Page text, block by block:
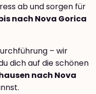
ab und sorgen für
nach Nova Gorica
– wir
dich auf die schönen
nach Nova